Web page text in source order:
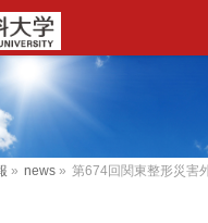
» news » 第674回関東整形災害